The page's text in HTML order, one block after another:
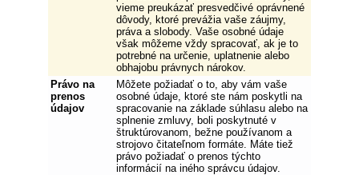
vieme preukázať presvedčivé oprávnené
dôvody, ktoré prevážia vaše záujmy,
práva a slobody. Vaše osobné údaje
však môžeme vždy spracovať, ak je to
potrebné na určenie, uplatnenie alebo
obhajobu právnych nárokov.
Právo na
prenos
údajov
Môžete požiadať o to, aby vám vaše
osobné údaje, ktoré ste nám poskytli na
spracovanie na základe súhlasu alebo na
splnenie zmluvy, boli poskytnuté v
štruktúrovanom, bežne používanom a
strojovo čitateľnom formáte. Máte tiež
právo požiadať o prenos týchto
informácií na iného správcu údajov.